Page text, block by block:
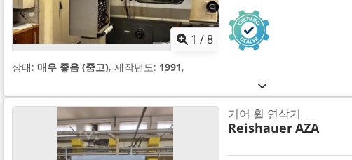
1 /8
상태: 매우 좋음 (중고), 제작년도: 1991,
기어 휠 연삭기
ReishauerAZA